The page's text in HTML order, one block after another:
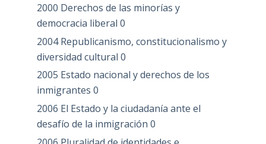
2000 Derechos de las minorías y
democracia liberal 0
2004 Republicanismo, constitucionalismo y
diversidad cultural 0
2005 Estado nacional y derechos de los
inmigrantes 0
2006 El Estado y la ciudadanía ante el
desafío de la inmigración 0